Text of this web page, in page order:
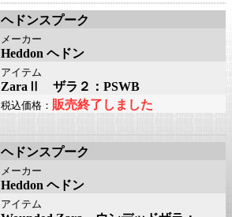
ヘドンスプーク
メーカー
Heddon ヘドン
アイテム
ZaraⅡ ザラ２：PSWB
税込価格： 販売終了しました
ヘドンスプーク
メーカー
Heddon ヘドン
アイテム